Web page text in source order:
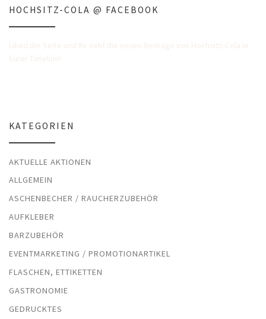
HOCHSITZ-COLA @ FACEBOOK
KATEGORIEN
AKTUELLE AKTIONEN
ALLGEMEIN
ASCHENBECHER / RAUCHERZUBEHÖR
AUFKLEBER
BARZUBEHÖR
EVENTMARKETING / PROMOTIONARTIKEL
FLASCHEN, ETTIKETTEN
GASTRONOMIE
GEDRUCKTES